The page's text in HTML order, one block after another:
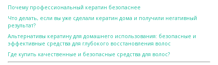
Почему профессиональный кератин безопаснее
Что делать, если вы уже сделали кератин дома и получили негативный
результат?
Альтернативы кератину для домашнего использования: безопасные и
эффективные средства для глубокого восстановления волос
Где купить качественные и безопасные средства для волос?